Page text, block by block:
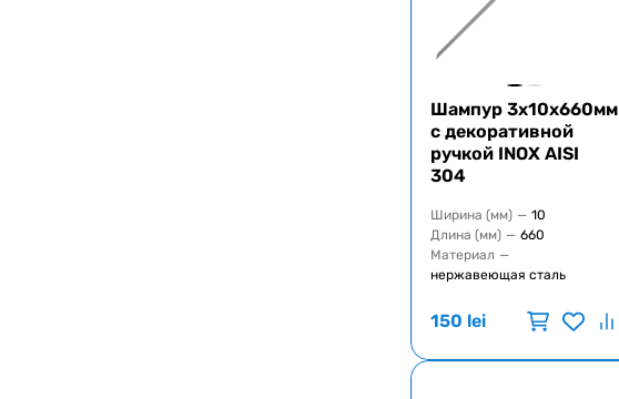
Шампур 3x10x660мм
с декоративной
ручкой INOX AISI
304
Ширина (мм) — 10
Длина (мм) — 660
Материал —
нержавеющая сталь
150 lei